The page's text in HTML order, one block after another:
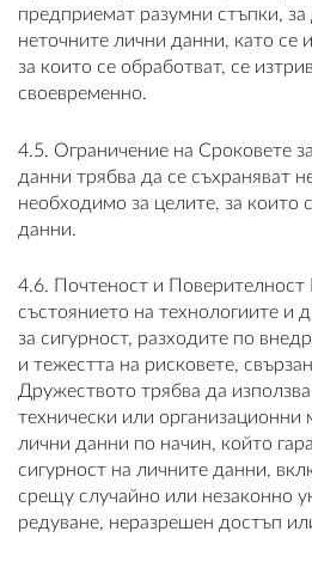
предприемат разумни стъпки, за
неточните лични данни, като се
за които се обработват, се
своевременно.
4.5. Ограничение на Сроковете
данни трябва да се съхраняват
необходимо за целите, за които
данни.
4.6. Почтеност и
състоянието на технологиите и
за сигурност, разходите по
и тежестта на рисковете,
Дружеството трябва да
технически или организационни
лични данни по начин, който
сигурност на личните данни,
срещу случайно или незаконно
редуване, неразрешен достъп